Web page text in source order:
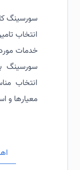
سورسینگ
انتخاب
خدمات
سورسینگ
انتخاب
معیارها و